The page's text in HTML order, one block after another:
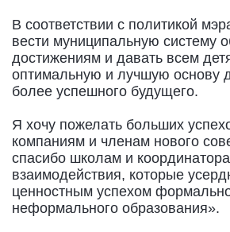
В соответствии с политикой
вести муниципальную систему
достижениям и давать всем
оптимальную и лучшую основу
более успешного будущего.
Я хочу пожелать больших
компаниям и членам нового
спасибо школам и
взаимодействия, которые
ценностным успехом
неформального образования».